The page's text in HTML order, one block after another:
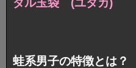
ダル玉袋 (ユタカ)
蛙系男子の特徴とは？